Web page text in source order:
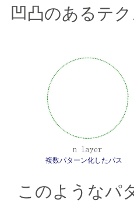
凹凸のあるテ
複数パターン化したパス
このようなパ